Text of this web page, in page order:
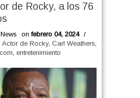
de Rocky, a los 76
onfebrero 04, 2024
/
Actor de Rocky, Carl Weathers,
, entretenimiento